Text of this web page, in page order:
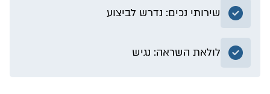
שירותי נכים: נדרש לביצוע
לולאת השראה: נגיש